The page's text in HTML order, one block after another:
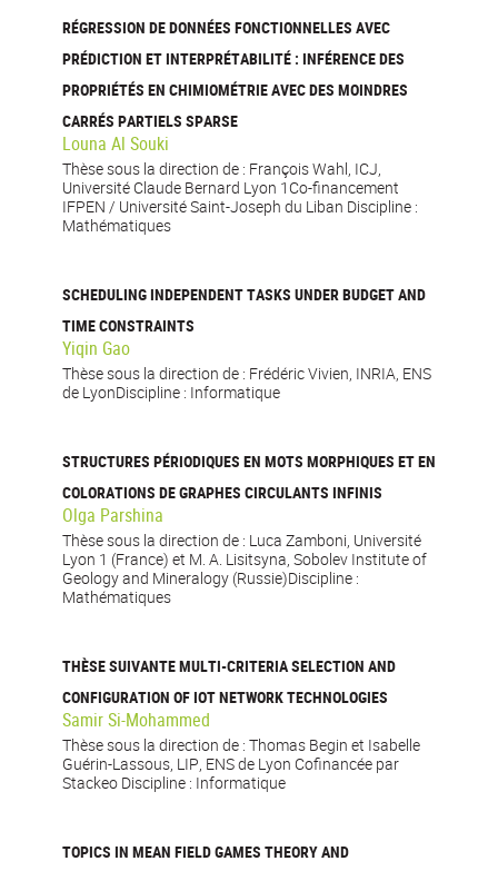
RÉGRESSION DE DONNÉES FONCTIONNELLES AVEC
PRÉDICTION ET INTERPRÉTABILITÉ : INFÉRENCE DES
PROPRIÉTÉS EN CHIMIOMÉTRIE AVEC DES MOINDRES
CARRÉS PARTIELS SPARSE
Louna Al Souki
Thèse sous la direction de : François Wahl, ICJ,
Université Claude Bernard Lyon 1Co-financement
IFPEN / Université Saint-Joseph du Liban Discipline :
Mathématiques
SCHEDULING INDEPENDENT TASKS UNDER BUDGET AND
TIME CONSTRAINTS
Yiqin Gao
Thèse sous la direction de : Frédéric Vivien, INRIA, ENS
de LyonDiscipline : Informatique
STRUCTURES PÉRIODIQUES EN MOTS MORPHIQUES ET EN
COLORATIONS DE GRAPHES CIRCULANTS INFINIS
Olga Parshina
Thèse sous la direction de : Luca Zamboni, Université
Lyon 1 (France) et M. A. Lisitsyna, Sobolev Institute of
Geology and Mineralogy (Russie)Discipline :
Mathématiques
THÈSE SUIVANTE MULTI-CRITERIA SELECTION AND
CONFIGURATION OF IOT NETWORK TECHNOLOGIES
Samir Si-Mohammed
Thèse sous la direction de : Thomas Begin et Isabelle
Guérin-Lassous, LIP, ENS de Lyon Cofinancée par
Stackeo Discipline : Informatique
TOPICS IN MEAN FIELD GAMES THEORY AND